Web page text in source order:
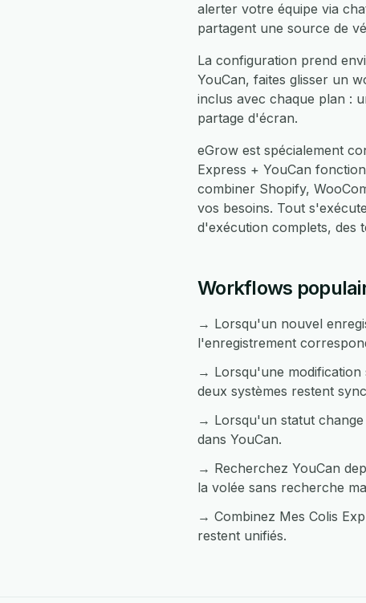
alerter votre équipe via
partagent une source de
La configuration prend
YouCan, faites glisser un
inclus avec chaque plan :
partage d'écran.
eGrow est spécialement
Express + YouCan
combiner Shopify,
vos besoins. Tout
d'exécution complets, des
Workflows
→ Lorsqu'un nouvel
l'enregistrement
→ Lorsqu'une modification
deux systèmes restent
→ Lorsqu'un statut change
dans YouCan.
→ Recherchez YouCan
la volée sans recherche
→ Combinez Mes Colis
restent unifiés.